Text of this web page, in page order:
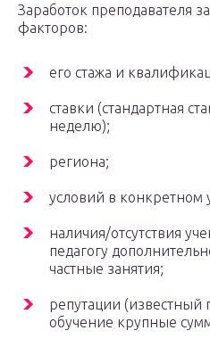
Заработок преподавателя
факторов:
его стажа и
ставки (стандартная
неделю);
региона;
условий в конкретном
наличия/отсутствия
педагогу
частные занятия;
репутации (известный
обучение крупные